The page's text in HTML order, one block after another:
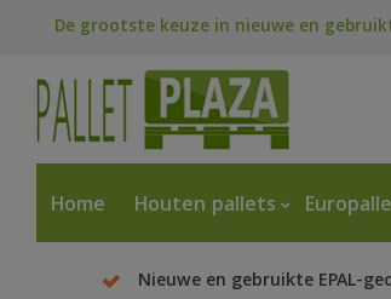
De grootste keuze in nieuwe en
Home Houten pallets
Nieuwe en gebruikte EPAL-